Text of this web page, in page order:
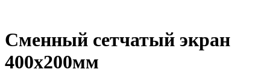
Сменный сетчатый экран
400х200мм